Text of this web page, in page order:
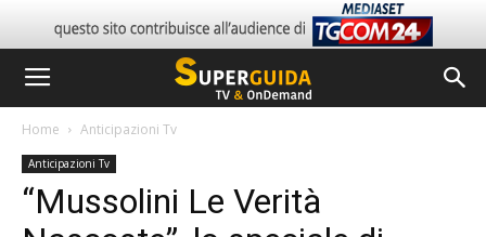
Home Anticipazioni Tv
Anticipazioni Tv
“Mussolini Le Verità